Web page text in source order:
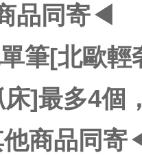
品同寄◀
筆[北歐輕
床]最多4個
商品同寄